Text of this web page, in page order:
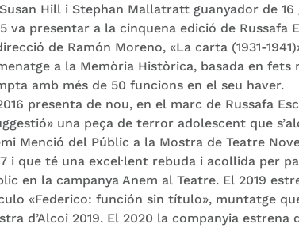
Hill i Stephan Mallatratt guanyador de 16
va presentar a la cinquena edició de Russafa
de Ramón Moreno, «La carta (1931-
a la Memòria Històrica, basada en fets
amb més de 50 funcions en el seu haver.
presenta de nou, en el marc de Russafa
una peça de terror adolescent que
Menció del Públic a la Mostra de Teatre
i que té una excel·lent rebuda i acollida per
en la campanya Anem al Teatre. El 2019
«Federico: función sin título», muntatge
d’Alcoi 2019. El 2020 la companyia estrena